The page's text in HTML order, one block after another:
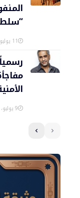
11 يوليو، 2026
9 يوليو، 2026